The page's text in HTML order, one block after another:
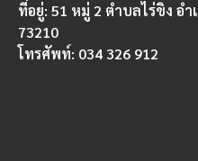
ที่อยู่: 51 หมู่ 2 ตำบลไร่ขิง อ
73210
โทรศัพท์: 034 326 912